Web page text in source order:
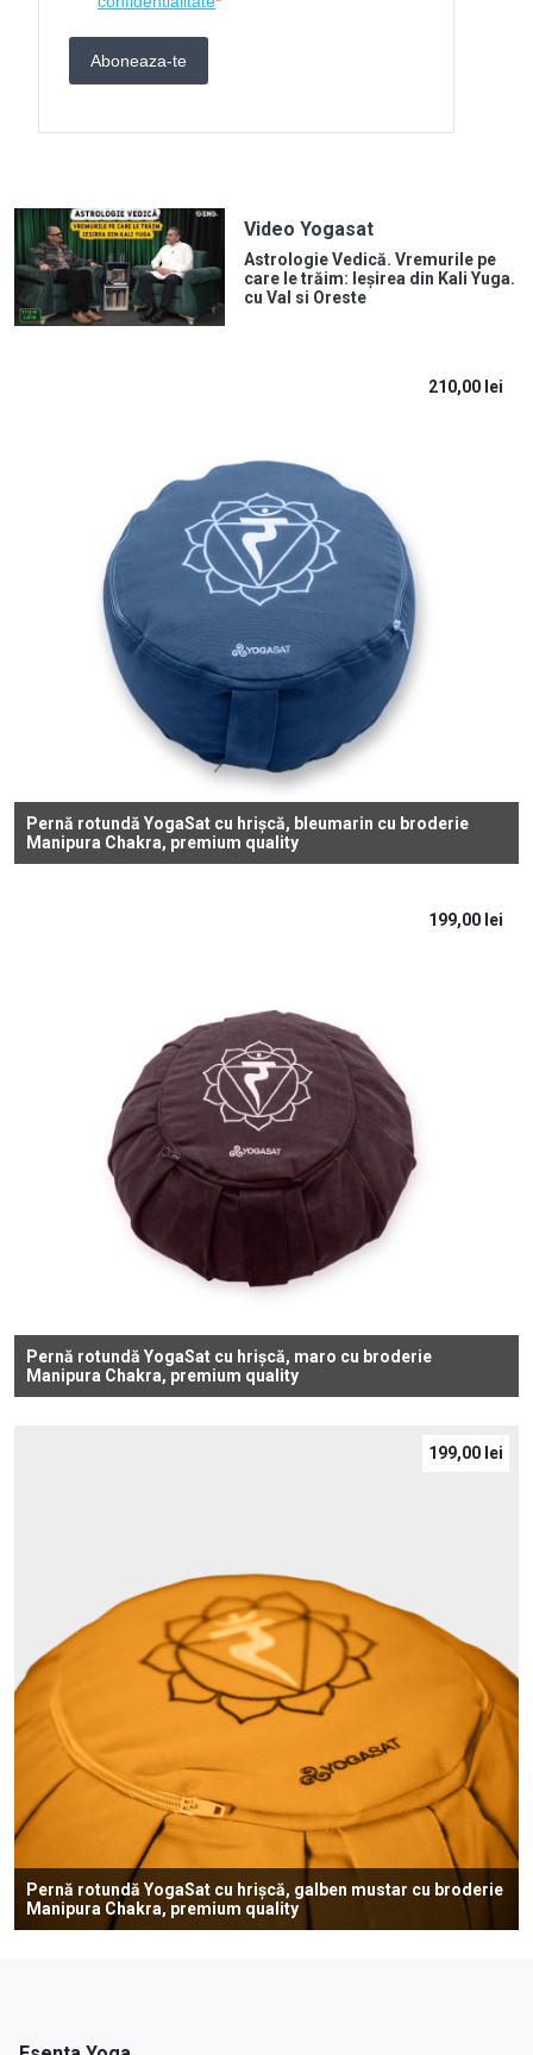
Video Yogasat
Astrologie Vedică. Vremurile pe
care le trăim: Ieșirea din Kali Yuga.
cu Val si Oreste
Pernă rotundă YogaSat cu hrișcă, bleumarin cu broderie
Manipura Chakra, premium quality
210,00 lei
Pernă rotundă YogaSat cu hrișcă, maro cu broderie
Manipura Chakra, premium quality
199,00 lei
Pernă rotundă YogaSat cu hrișcă, galben mustar cu broderie
Manipura Chakra, premium quality
199,00 lei